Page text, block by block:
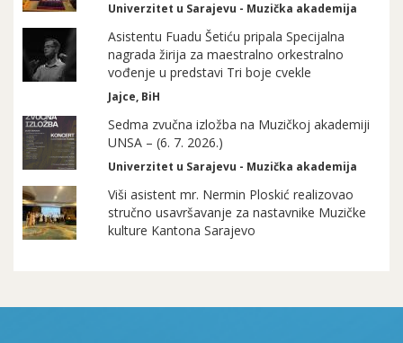
Univerzitet u Sarajevu - Muzička akademija
Asistentu Fuadu Šetiću pripala Specijalna
nagrada žirija za maestralno orkestralno
vođenje u predstavi Tri boje cvekle
Jajce, BiH
Sedma zvučna izložba na Muzičkoj akademiji
UNSA – (6. 7. 2026.)
Univerzitet u Sarajevu - Muzička akademija
Viši asistent mr. Nermin Ploskić realizovao
stručno usavršavanje za nastavnike Muzičke
kulture Kantona Sarajevo